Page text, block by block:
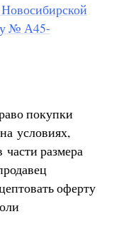
№ А45-
покупки
условиях,
размера
оферту